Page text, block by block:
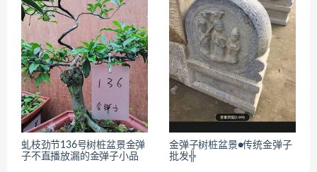
虬枝劲节136号树桩盆景金弹
子不直播放漏的金弹子小品
金弹子树桩盆景●传统金弹子
批发╬